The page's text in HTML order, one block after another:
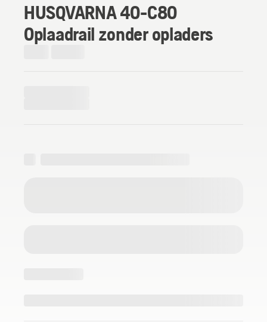
HUSQVARNA 40-C80
Oplaadrail zonder opladers